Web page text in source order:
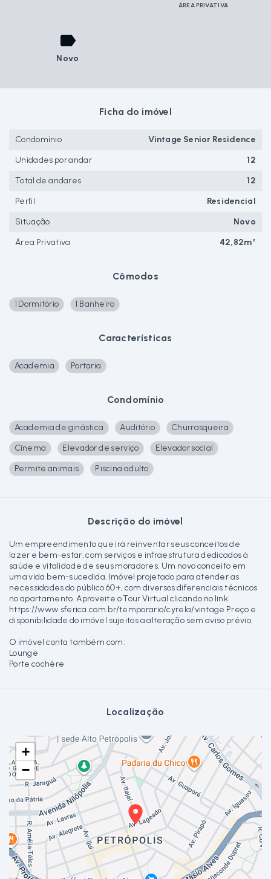
ÁREA PRIVATIVA
Novo
Cômodos
1 Dormitório 1 Banheiro
Características
Academia Portaria
Condomínio
Academia de ginástica Auditório
Churrasqueira
Cinema
Elevador de serviço
Elevador social
Permite animais
Piscina adulto
Descrição do imóvel
Um empreendimento que irá reinventar seus conceitos de
lazer e bem-estar, com serviços e infraestrutura dedicados à
saúde e vitalidade de seus moradores. Um novo conceito em
uma vida bem-sucedida. Imóvel projetado para atender as
necessidades do público 60+, com diversos diferenciais técnicos
no apartamento. Aproveite o Tour Virtual clicando no link
https://www.sferica.com.br/temporario/cyrela/vintage Preço e
disponibilidade do imóvel sujeitos a alteração sem aviso prévio.
O imóvel conta também com:
Lounge
Porte cochère
Localização
+
−
Ficha do imóvel
Condomínio
Vintage Senior Residence
Unidades por andar
12
Total de andares
12
Perfil
Residencial
Situação
Novo
Área Privativa
42,82m²